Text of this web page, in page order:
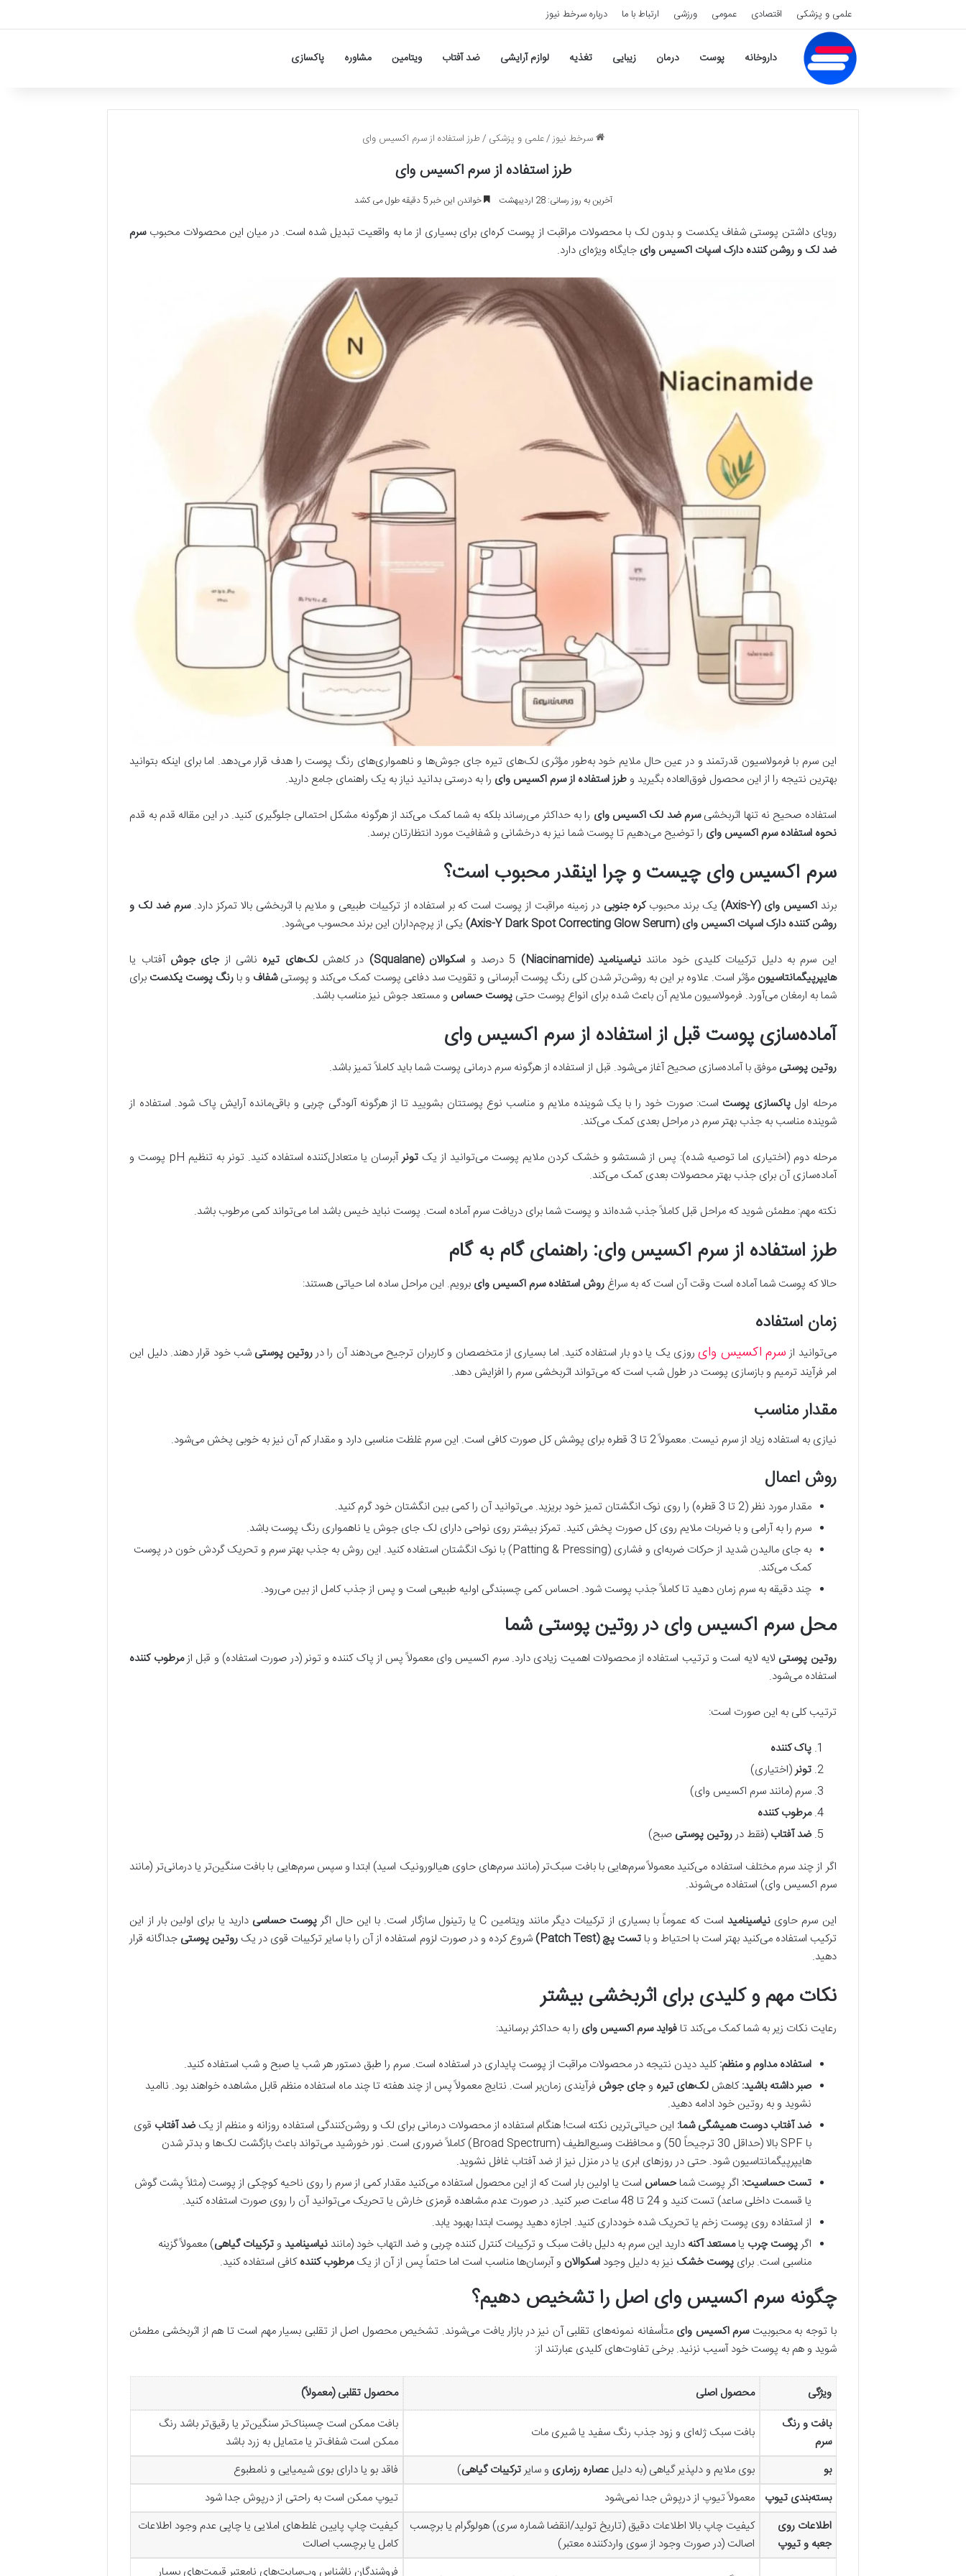
علمی و پزشکی اقتصادی عمومی ورزشی ارتباط با ما درباره سرخط نیوز
داروخانه پوست درمان زیبایی تغذیه لوازم آرایشی ضد آفتاب ویتامین مشاوره پاکسازی
سرخط نیوز/علمی و پزشکی /طرز استفاده از سرم اکسیس وای
طرز استفاده از سرم اکسیس وای
آخرین به روز رسانی: 28 اردیبهشت خواندن این خبر 5 دقیقه طول می کشد
رویای داشتن پوستی شفاف یکدست و بدون لک با محصولات مراقبت از پوست کره‌ای برای بسیاری از ما به واقعیت تبدیل شده است. در میان این محصولات محبوبسرم
ضد لک و روشن کننده دارک اسپات اکسیس وای جایگاه ویژه‌ای دارد.
این سرم با فرمولاسیون قدرتمند و در عین حال ملایم خود به‌طور مؤثری لک‌های تیره جای جوش‌ها و ناهمواری‌های رنگ پوست را هدف قرار می‌دهد. اما برای اینکه بتوانید
بهترین نتیجه را از این محصول فوق‌العاده بگیرید وطرز استفاده از سرم اکسیس وای را به درستی بدانید نیاز به یک راهنمای جامع دارید.
استفاده صحیح نه تنها اثربخشیسرم ضد لک اکسیس وای را به حداکثر می‌رساند بلکه به شما کمک می‌کند از هرگونه مشکل احتمالی جلوگیری کنید. در این مقاله قدم به قدم
نحوه استفاده سرم اکسیس وای را توضیح می‌دهیم تا پوست شما نیز به درخشانی و شفافیت مورد انتظارتان برسد.
سرم اکسیس وای چیست و چرا اینقدر محبوب است؟
برنداکسیس وای (Axis-Y) یک برند محبوبکره‌ جنوبی در زمینه مراقبت از پوست است که بر استفاده از ترکیبات طبیعی و ملایم با اثربخشی بالا تمرکز دارد.سرم ضد لک و
روشن کننده دارک اسپات اکسیس وای (Axis-Y Dark Spot Correcting Glow Serum)
یکی از پرچم‌داران این برند محسوب می‌شود.
این سرم به دلیل ترکیبات کلیدی خود مانندنیاسینامید (Niacinamide) اسکوالان (Squalane) در کاهشلک‌های تیره ناشی ازجای جوش آفتاب یا
هایپرپیگمانتاسیون مؤثر است. علاوه بر این به روشن‌تر شدن کلی رنگ پوست آبرسانی و تقویت سد دفاعی پوست کمک می‌کند و پوستیشفاف و بارنگ پوست یکدست برای
شما به ارمغان می‌آورد. فرمولاسیون ملایم آن باعث شده برای انواع پوست حتیپوست حساس و مستعد جوش نیز مناسب باشد.
آماده‌سازی پوست قبل از استفاده از سرم اکسیس وای
روتین پوستی موفق با آماده‌سازی صحیح آغاز می‌شود. قبل از استفاده از هرگونه سرم درمانی پوست شما باید کاملاً تمیز باشد.
مرحله اولپاکسازی پوست است: صورت خود را با یک شوینده ملایم و مناسب نوع پوستتان بشویید تا از هرگونه آلودگی چربی و باقی‌مانده آرایش پاک شود. استفاده از
شوینده مناسب به جذب بهتر سرم در مراحل بعدی کمک می‌کند.
مرحله دوم (اختیاری اما توصیه شده): پس از شستشو و خشک کردن ملایم پوست می‌توانید از یکتونر
آبرسان یا متعادل‌کننده استفاده کنید. تونر به تنظیم pH پوست و
آماده‌سازی آن برای جذب بهتر محصولات بعدی کمک می‌کند.
نکته مهم: مطمئن شوید که مراحل قبل کاملاً جذب شده‌اند و پوست شما برای دریافت سرم آماده است. پوست نباید خیس باشد اما می‌تواند کمی مرطوب باشد.
طرز استفاده از سرم اکسیس وای: راهنمای گام به گام
حالا که پوست شما آماده است وقت آن است که به سراغروش استفاده سرم اکسیس وای برویم. این مراحل ساده اما حیاتی هستند:
زمان استفاده
می‌توانید ازسرم اکسیس وایروزی یک یا دو بار استفاده کنید. اما بسیاری از متخصصان و کاربران ترجیح می‌دهند آن را درروتین پوستی شب خود قرار دهند. دلیل این
امر فرآیند ترمیم و بازسازی پوست در طول شب است که می‌تواند اثربخشی سرم را افزایش دهد.
مقدار مناسب
نیازی به استفاده زیاد از سرم نیست. معمولاً 2 تا 3 قطره برای پوشش کل صورت کافی است. این سرم غلظت مناسبی دارد و مقدار کم آن نیز به خوبی پخش می‌شود.
روش اعمال
مقدار مورد نظر (2 تا 3 قطره) را روی نوک انگشتان تمیز خود بریزید. می‌توانید آن را کمی بین انگشتان خود گرم کنید.
سرم را به آرامی و با ضربات ملایم روی کل صورت پخش کنید. تمرکز بیشتر روی نواحی دارای لک جای جوش یا ناهمواری رنگ پوست باشد.
به جای مالیدن شدید از حرکات ضربه‌ای و فشاری (Patting & Pressing) با نوک انگشتان استفاده کنید. این روش به جذب بهتر سرم و تحریک گردش خون در پوست
کمک می‌کند.
چند دقیقه به سرم زمان دهید تا کاملاً جذب پوست شود. احساس کمی چسبندگی اولیه طبیعی است و پس از جذب کامل از بین می‌رود.
محل سرم اکسیس وای در روتین پوستی شما
روتین پوستی لایه لایه است و ترتیب استفاده از محصولات اهمیت زیادی دارد. سرم اکسیس وای معمولاً پس از پاک کننده و تونر (در صورت استفاده) و قبل ازمرطوب کننده
استفاده می‌شود.
ترتیب کلی به این صورت است:
پاک کننده
تونر(اختیاری)
سرم (مانند سرم اکسیس وای)
مرطوب کننده
ضد آفتاب (فقط درروتین پوستی صبح)
اگر از چند سرم مختلف استفاده می‌کنید معمولاً سرم‌هایی با بافت سبک‌تر (مانند سرم‌های حاوی هیالورونیک اسید) ابتدا و سپس سرم‌هایی با بافت سنگین‌تر یا درمانی‌تر (مانند
سرم اکسیس وای) استفاده می‌شوند.
این سرم حاوینیاسینامید است که عموماً با بسیاری از ترکیبات دیگر مانند ویتامین C یا رتینول سازگار است. با این حال اگر پوست حساسی دارید یا برای اولین بار از این
ترکیب استفاده می‌کنید بهتر است با احتیاط و باتست پچ (Patch Test) شروع کرده و در صورت لزوم استفاده از آن را با سایر ترکیبات قوی در یک روتین پوستی جداگانه قرار
دهید.
نکات مهم و کلیدی برای اثربخشی بیشتر
رعایت نکات زیر به شما کمک می‌کند تافواید سرم اکسیس وای را به حداکثر برسانید:
استفاده مداوم و منظم:کلید دیدن نتیجه در محصولات مراقبت از پوست پایداری در استفاده است. سرم را طبق دستور هر شب یا صبح و شب استفاده کنید.
صبر داشته باشید:کاهشلک‌های تیره وجای جوش فرآیندی زمان‌بر است. نتایج معمولاً پس از چند هفته تا چند ماه استفاده منظم قابل مشاهده خواهند بود. ناامید
نشوید و به روتین خود ادامه دهید.
ضد آفتاب دوست همیشگی شما: این حیاتی‌ترین نکته است! هنگام استفاده از محصولات درمانی برای لک و روشن‌کنندگی استفاده روزانه و منظم از یکضد آفتاب قوی
با SPF بالا (حداقل 30 ترجیحاً 50) و محافظت وسیع‌الطیف (Broad Spectrum) کاملاً ضروری است. نور خورشید می‌تواند باعث بازگشت لک‌ها و بدتر شدن
هایپرپیگمانتاسیون شود. حتی در روزهای ابری یا در منزل نیز از ضد آفتاب غافل نشوید.
تست حساسیت: اگر پوست شماحساس است یا اولین بار است که از این محصول استفاده می‌کنید مقدار کمی از سرم را روی ناحیه کوچکی از پوست (مثلاً پشت گوش
یا قسمت داخلی ساعد) تست کنید و 24 تا 48 ساعت صبر کنید. در صورت عدم مشاهده قرمزی خارش یا تحریک می‌توانید آن را روی صورت استفاده کنید.
از استفاده روی پوست زخم یا تحریک شده خودداری کنید. اجازه دهید پوست ابتدا بهبود یابد.
اگرپوست چرب یامستعد آکنه دارید این سرم به دلیل بافت سبک و ترکیبات کنترل کننده چربی و ضد التهاب خود (مانندنیاسینامید وترکیبات گیاهی) معمولاً گزینه
مناسبی است. برایپوست خشک نیز به دلیل وجوداسکوالان و آبرسان‌ها مناسب است اما حتماً پس از آن از یکمرطوب کنندهکافی استفاده کنید.
چگونه سرم اکسیس وای اصل را تشخیص دهیم؟
با توجه به محبوبیتسرم اکسیس وای متأسفانه نمونه‌های تقلبی آن نیز در بازار یافت می‌شوند. تشخیص محصول اصل از تقلبی بسیار مهم است تا هم از اثربخشی مطمئن
شوید و هم به پوست خود آسیب نزنید. برخی تفاوت‌های کلیدی عبارتند از:
ویژگی محصول اصلی
محصول تقلبی (معمولاً)
بافت و رنگ
سرم
بافت سبک ژله‌ای و زود جذب رنگ سفید یا شیری مات
بافت ممکن است چسبناک‌تر سنگین‌تر یا رقیق‌تر باشد رنگ
ممکن است شفاف‌تر یا متمایل به زرد باشد
بو
بوی ملایم و دلپذیر گیاهی (به دلیلعصاره رزماری و سایرترکیبات گیاهی)
فاقد بو یا دارای بوی شیمیایی و نامطبوع
بسته‌بندی تیوپ
معمولاً تیوپ از درپوش جدا نمی‌شود
تیوپ ممکن است به راحتی از درپوش جدا شود
اطلاعات روی
جعبه و تیوپ
کیفیت چاپ بالا اطلاعات دقیق (تاریخ تولید/انقضا شماره سری) هولوگرام یا برچسب
اصالت (در صورت وجود از سوی واردکننده معتبر)
کیفیت چاپ پایین غلط‌های املایی یا چاپی عدم وجود اطلاعات
کامل یا برچسب اصالت
فروشندگان ناشناس وب‌سایت‌های نامعتبر قیمت‌های بسیار